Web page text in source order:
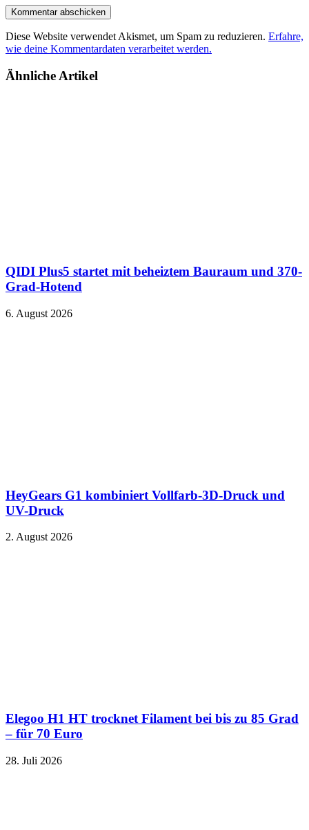
Diese Website verwendet Akismet, um Spam zu reduzieren. Erfahre,
wie deine Kommentardaten verarbeitet werden.
Ähnliche Artikel
QIDI Plus5 startet mit beheiztem Bauraum und 370-
Grad-Hotend
6. August 2026
HeyGears G1 kombiniert Vollfarb-3D-Druck und
UV-Druck
2. August 2026
Elegoo H1 HT trocknet Filament bei bis zu 85 Grad
– für 70 Euro
28. Juli 2026